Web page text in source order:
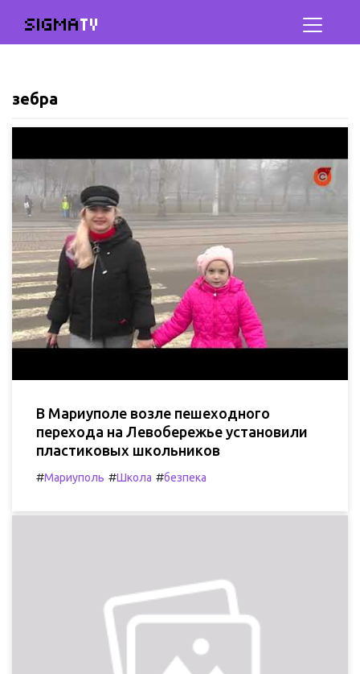
SIGMATV
зебра
В Мариуполе возле пешеходного
перехода на Левобережье установили
пластиковых школьников
#Мариуполь #Школа #безпека